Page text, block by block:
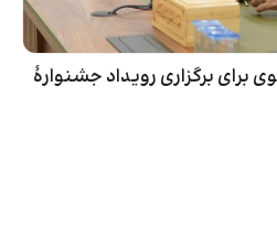
برگزاری رویداد جشنوارۀ